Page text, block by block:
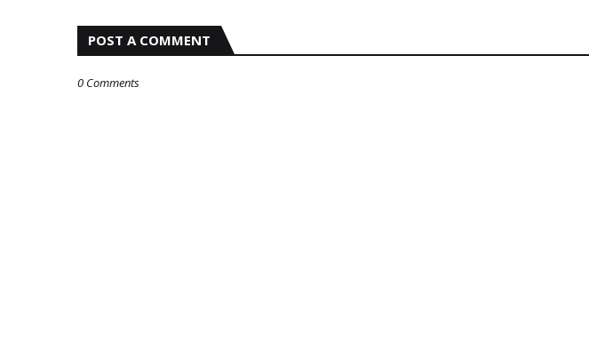
POST A COMMENT
0 Comments